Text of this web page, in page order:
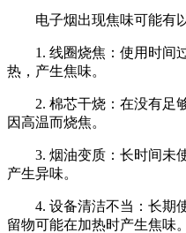
电子烟出现焦味可能有
1. 线圈烧焦：使用时间
热，产生焦味。
2. 棉芯干烧：在没有足
因高温而烧焦。
3. 烟油变质：长时间未
产生异味。
4. 设备清洁不当：长期
留物可能在加热时产生焦味。